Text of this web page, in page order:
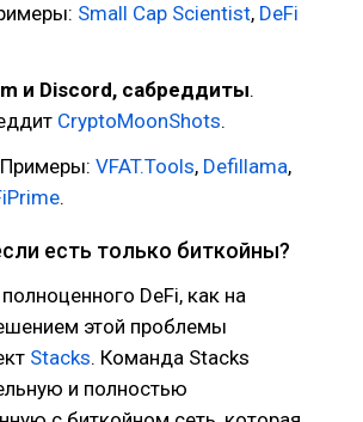
Small Cap Scientist, DeFi
и Discord, сабреддиты.
CryptoMoonShots.
VFAT.Tools, Defillama,
.
есть только биткойны?
DeFi, как на
этой проблемы
Stacks. Команда Stacks
и полностью